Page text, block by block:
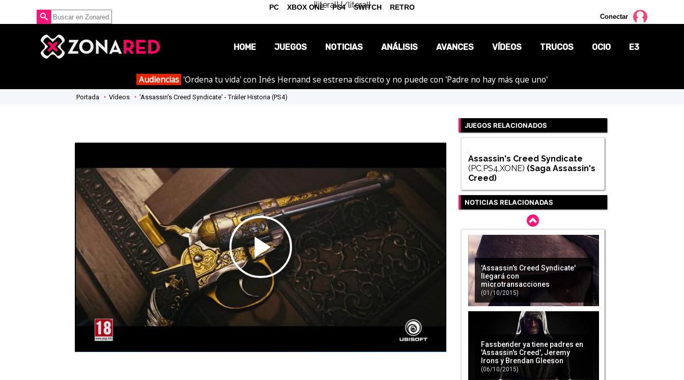
{literal}{/literal}
Conectar
HOME JUEGOS NOTICIAS
OPINIÓN
ANÁLISIS AVANCES VÍDEOS TRUCOS OCIO E3
Audiencias 'Ordena tu vida' con Inés Hernand se estrena discreto y no puede con 'Padre no hay más que uno'
Portada Vídeos 'Assassin's Creed Syndicate' - Tráiler Historia (PS4)
Play
Video
JUEGOS RELACIONADOS
Assassin's Creed Syndicate
(PC,PS4,XONE) (Saga Assassin's
Creed)
NOTICIAS RELACIONADAS
'Assassin's Creed Syndicate'
llegará con
microtransacciones
(01/10/2015)
Fassbender ya tiene padres en
'Assassin's Creed', Jeremy
Irons y Brendan Gleeson
(06/10/2015)
PC XBOX ONE PS4 SWITCH RETRO